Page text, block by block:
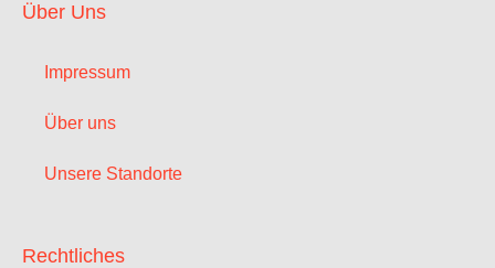
Über Uns
Impressum
Über uns
Unsere Standorte
Rechtliches